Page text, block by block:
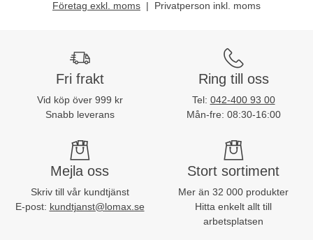
Företag exkl. moms Privatperson inkl. moms
Fri frakt
Vid köp över 999 kr
Snabb leverans
Ring till oss
Tel: 042-400 93 00
Mån-fre: 08:30-16:00
Mejla oss
Skriv till vår kundtjänst
E-post: kundtjanst@lomax.se
Stort sortiment
Mer än 32 000 produkter
Hitta enkelt allt till
arbetsplatsen